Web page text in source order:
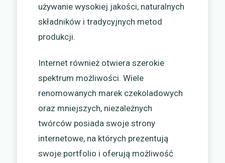
używanie wysokiej jakości, naturalnych
składników i tradycyjnych metod
produkcji.
Internet również otwiera szerokie
spektrum możliwości. Wiele
renomowanych marek czekoladowych
oraz mniejszych, niezależnych
twórców posiada swoje strony
internetowe, na których prezentują
swoje portfolio i oferują możliwość